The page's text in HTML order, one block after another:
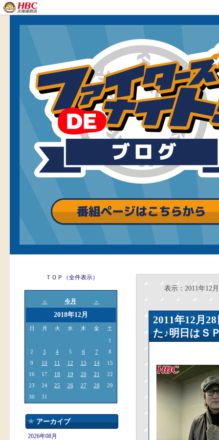
ＴＯＰ（全件表示）
＜ 今月 ＞
2018年12月
日 月 火 水 木 金 土
1
2
3 4 5 6 7
8
9
10 11 12 13 14
15
16
17 18 19 20 21
22
23
24 25 26 27 28
29
30
31
アーカイブ
2026年08月
表示：2011年12月
2011年12
た♪明日はＳ